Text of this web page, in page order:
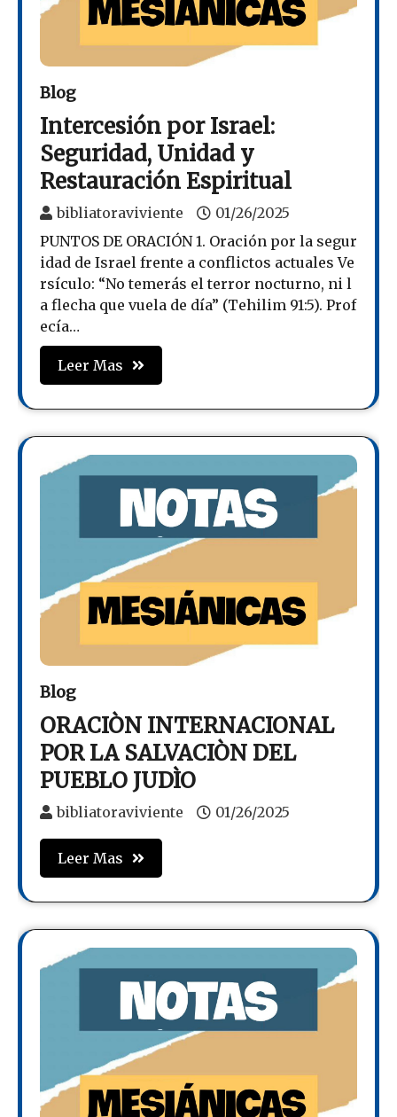
Blog
Intercesión por Israel:
Seguridad, Unidad y
Restauración Espiritual
bibliatoraviviente
01/26/2025
PUNTOS DE ORACIÓN 1. Oración por la segur
idad de Israel frente a conflictos actuales Ve
rsículo: “No temerás el terror nocturno, ni l
a flecha que vuela de día” (Tehilim 91:5). Prof
ecía…
Leer Mas
Blog
ORACIÒN INTERNACIONAL
POR LA SALVACIÒN DEL
PUEBLO JUDÌO
bibliatoraviviente 01/26/2025
Leer Mas